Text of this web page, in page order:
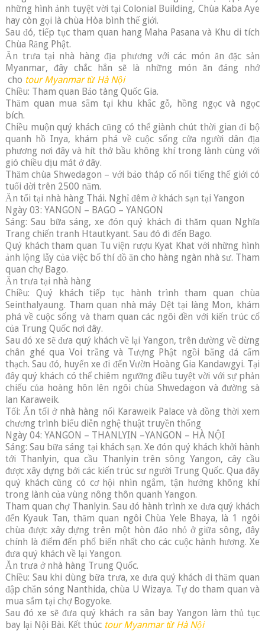
những hình ảnh tuyệt vời tại Colonial Building, Chùa Kaba Aye
hay còn gọi là chùa Hòa bình thế giới.
Sau đó, tiếp tục tham quan hang Maha Pasana và Khu di tích
Chùa Răng Phật.
Ăn trưa tại nhà hàng địa phương với các món ăn đặc sản
Myanmar, đây chắc hẳn sẽ là những món ăn đáng nhớ
cho tour Myanmar từ Hà Nội
Chiều: Tham quan Bảo tàng Quốc Gia.
Thăm quan mua sẵm tại khu khắc gỗ, hồng ngọc và ngọc
bích.
Chiều muộn quý khách cũng có thể giành chút thời gian đi bộ
quanh hồ Inya, khám phá về cuộc sống cửa người dân địa
phương nơi đây và hít thở bầu không khí trong lành cùng với
gió chiều dịu mát ở đây.
Thăm chùa Shwedagon – với bảo tháp cổ nổi tiếng thế giới có
tuổi đời trên 2500 năm.
Ăn tối tại nhà hàng Thái. Nghỉ đêm ở khách sạn tại Yangon
Ngày 03: YANGON – BAGO – YANGON
Sáng: Sau bữa sáng, xe đón quý khách đi thăm quan Nghĩa
Trang chiến tranh Htautkyant. Sau đó đi đến Bago.
Quý khách tham quan Tu viện rượu Kyat Khat với những hình
ảnh lộng lẫy của việc bố thí đồ ăn cho hàng ngàn nhà sư. Tham
quan chợ Bago.
Ăn trưa tại nhà hàng
Chiều: Quý khách tiếp tục hành trình tham quan chùa
Seinthalyaung. Tham quan nhà máy Dệt tại làng Mon, khám
phá về cuộc sống và tham quan các ngôi đền với kiến trúc cổ
của Trung Quốc nơi đây.
Sau đó xe sẽ đưa quý khách về lại Yangon, trên đường về dừng
chân ghé qua Voi trắng và Tượng Phật ngồi bằng đá cẩm
thạch. Sau đó, huyển xe đi đến Vườn Hoàng Gia Kandawgyi. Tại
đây quý khách có thể chiêm ngưỡng điều tuyệt vời với sự phản
chiếu của hoàng hôn lên ngôi chùa Shwedagon và đường sà
lan Karaweik.
Tối: Ăn tối ở nhà hàng nổi Karaweik Palace và đồng thời xem
chương trình biểu diễn nghệ thuật truyền thống
Ngày 04: YANGON – THANLYIN –YANGON – HÀ NỘI
Sáng: Sau bữa sáng tại khách sạn. Xe đón quý khách khởi hành
tới Thanlyin, qua cầu Thanlyin trên sông Yangon, cây cầu
được xây dựng bởi các kiến trúc sư người Trung Quốc. Qua đây
quý khách cũng có cơ hội nhìn ngắm, tận hưởng không khí
trong lành của vùng nông thôn quanh Yangon.
Tham quan chợ Thanlyin. Sau đó hành trình xe đưa quý khách
đến Kyauk Tan, thăm quan ngôi Chùa Yele Bhaya, là 1 ngôi
chùa được xây dựng trên một hòn đảo nhỏ ở giữa sông, đây
chính là điểm đến phổ biến nhất cho các cuộc hành hương. Xe
đưa quý khách về lại Yangon.
Ăn trưa ở nhà hàng Trung Quốc.
Chiều: Sau khi dùng bữa trưa, xe đưa quý khách đi thăm quan
đập chắn sóng Nanthida, chùa U Wizaya. Tự do tham quan và
mua sắm tại chợ Bogyoke.
Sau đó xe sẽ đưa quý khách ra sân bay Yangon làm thủ tục
bay lại Nội Bài. Kết thúc tour Myanmar từ Hà Nội